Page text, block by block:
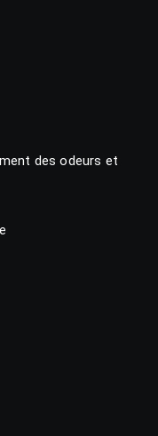
des odeurs et